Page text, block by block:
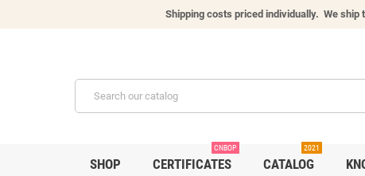
Shipping costs priced individually. We ship
SHOP CERTIFICATES
CNBOP
CATALOG
2021